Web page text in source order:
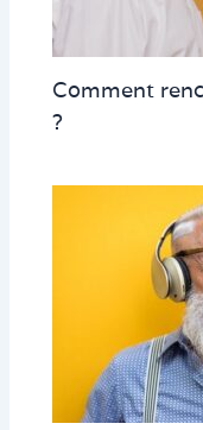
Comment
?